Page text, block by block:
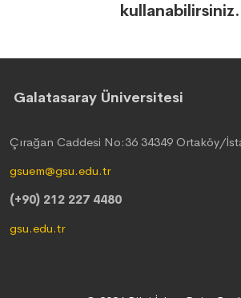
kullanabilirsiniz.
Galatasaray Üniversitesi
Çırağan Caddesi No:36 34349 Ortaköy/
gsuem@gsu.edu.tr
(+90) 212 227 4480
gsu.edu.tr